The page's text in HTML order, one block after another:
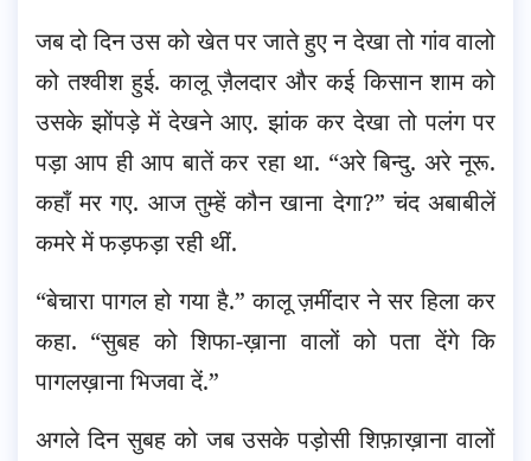
जब दो दिन उस को खेत पर जाते हुए न देखा तो गांव वालो
को तश्वीश हुई. कालू ज़ैलदार और कई किसान शाम को
उसके झोंपड़े में देखने आए. झांक कर देखा तो पलंग पर
पड़ा आप ही आप बातें कर रहा था. “अरे बिन्दु. अरे नूरू.
कहाँ मर गए. आज तुम्हें कौन खाना देगा?” चंद अबाबीलें
कमरे में फड़फड़ा रही थीं.
“बेचारा पागल हो गया है.” कालू ज़मींदार ने सर हिला कर
कहा. “सुबह को शिफा-ख़ाना वालों को पता देंगे कि
पागलख़ाना भिजवा दें.”
अगले दिन सुबह को जब उसके पड़ोसी शिफ़ाख़ाना वालों